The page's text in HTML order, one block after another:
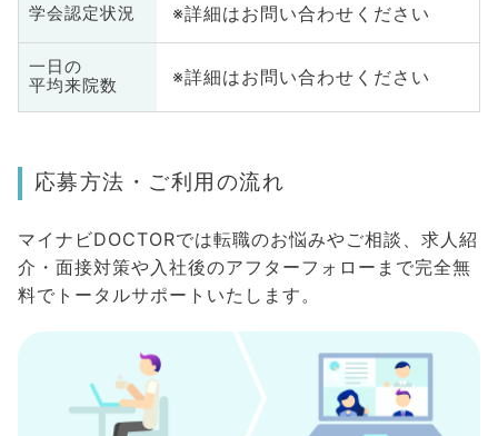
学会認定状況 ※詳細はお問い合わせください
一日の
平均来院数
※詳細はお問い合わせください
応募方法・ご利用の流れ
マイナビDOCTORでは転職のお悩みやご相談、求人紹
介・面接対策や入社後のアフターフォローまで完全無
料でトータルサポートいたします。